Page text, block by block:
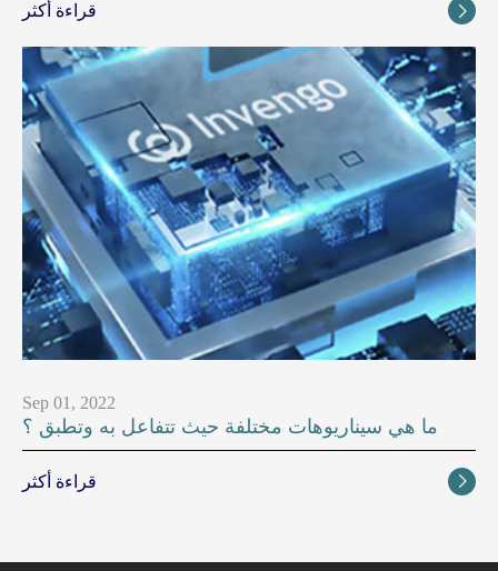
قراءة أكثر 
Sep 01, 2022
ما هي سيناريوهات مختلفة حيث تتفاعل به وتطبق ؟
قراءة أكثر 